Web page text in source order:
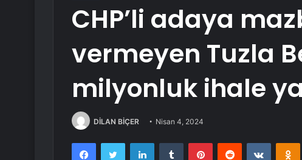
CHP’li adaya
vermeyen Tuzla
milyonluk ihale
DİLAN BİÇER Nisan 4, 2024
FacebookTwitter LinkedInTumblr PinterestReddit